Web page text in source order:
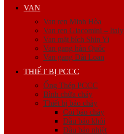
VAN
Van ren Minh Hòa
Van ren Giacomini – Italy
Van mặt bích Shin Yi
Van gang hàn Quốc
Van gang Đài Loan
THIẾT BỊ PCCC
Ống Thép PCCC
Bình chữa cháy
Thiết bị báo cháy
Còi báo cháy
Đầu báo khói
Đầu báo nhiệt